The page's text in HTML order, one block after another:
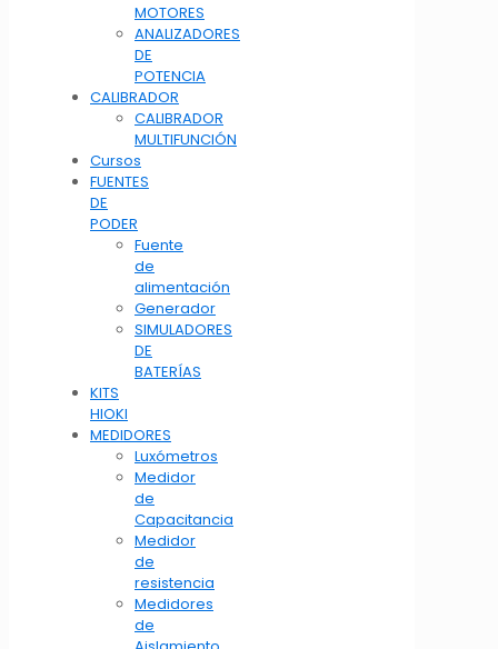
MOTORES
ANALIZADORES
DE
POTENCIA
CALIBRADOR
CALIBRADOR
MULTIFUNCIÓN
Cursos
FUENTES
DE
PODER
Fuente
de
alimentación
Generador
SIMULADORES
DE
BATERÍAS
KITS
HIOKI
MEDIDORES
Luxómetros
Medidor
de
Capacitancia
Medidor
de
resistencia
Medidores
de